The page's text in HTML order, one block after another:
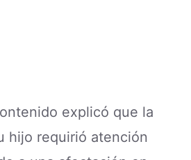
explicó que la
hijo requirió atención